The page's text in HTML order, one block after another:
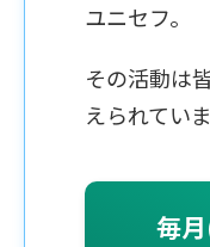
ユニセフ。
その活動は
えられていま
毎